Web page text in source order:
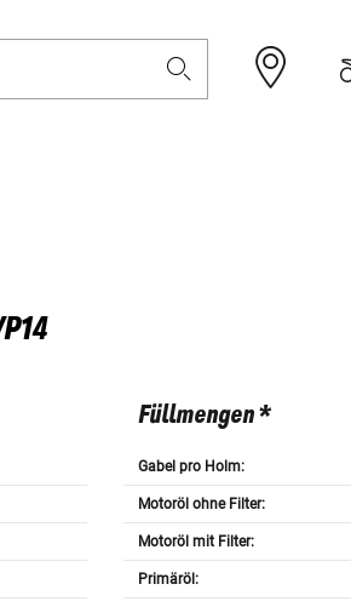
Füllmengen *
Gabel pro Holm:
Motoröl ohne Filter:
Motoröl mit Filter:
Primäröl: